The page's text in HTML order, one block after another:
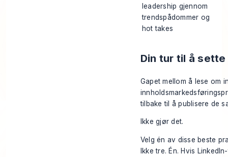
leadership gjennom
trendspådommer og
hot takes
Din tur til å
Gapet mellom å lese om
tilbake til å publisere de
Ikke gjør det.
Velg én av disse beste
Ikke tre. Én. Hvis